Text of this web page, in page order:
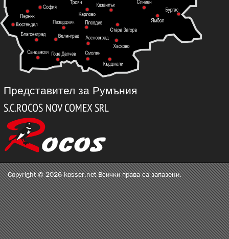
Представител за Румъния
Copyright © 2026 kosser.net Всички права са запазени.